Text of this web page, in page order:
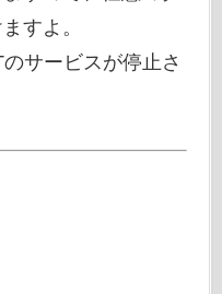
すよ。
サービスが停止さ